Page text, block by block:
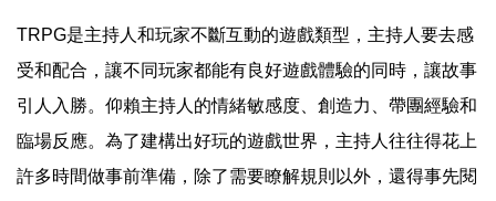
TRPG是主持人和玩家不斷互動的遊戲類型，主持人要去感
受和配合，讓不同玩家都能有良好遊戲體驗的同時，讓故事
引人入勝。仰賴主持人的情緒敏感度、創造力、帶團經驗和
臨場反應。為了建構出好玩的遊戲世界，主持人往往得花上
許多時間做事前準備，除了需要瞭解規則以外，還得事先閱